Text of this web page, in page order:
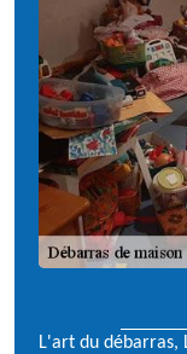
L'art du débarras,